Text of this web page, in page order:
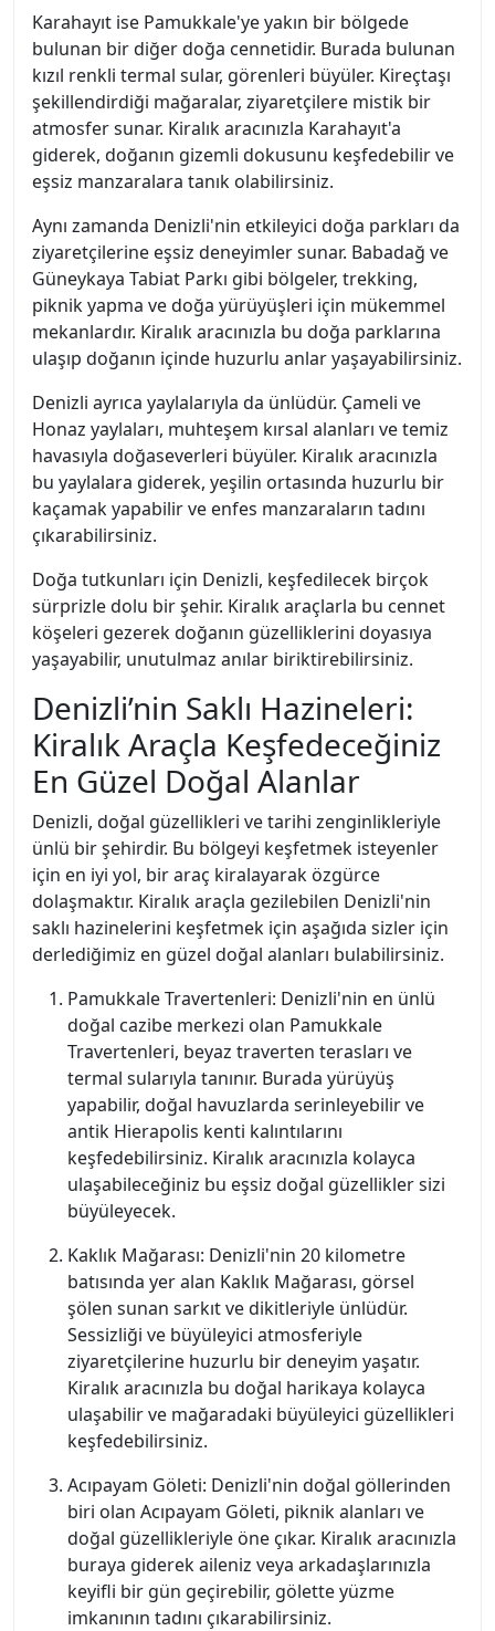
Karahayıt ise Pamukkale'ye yakın bir bölgede
bulunan bir diğer doğa cennetidir. Burada bulunan
kızıl renkli termal sular, görenleri büyüler. Kireçtaşı
şekillendirdiği mağaralar, ziyaretçilere mistik bir
atmosfer sunar. Kiralık aracınızla Karahayıt'a
giderek, doğanın gizemli dokusunu keşfedebilir ve
eşsiz manzaralara tanık olabilirsiniz.
Aynı zamanda Denizli'nin etkileyici doğa parkları da
ziyaretçilerine eşsiz deneyimler sunar. Babadağ ve
Güneykaya Tabiat Parkı gibi bölgeler, trekking,
piknik yapma ve doğa yürüyüşleri için mükemmel
mekanlardır. Kiralık aracınızla bu doğa parklarına
ulaşıp doğanın içinde huzurlu anlar yaşayabilirsiniz.
Denizli ayrıca yaylalarıyla da ünlüdür. Çameli ve
Honaz yaylaları, muhteşem kırsal alanları ve temiz
havasıyla doğaseverleri büyüler. Kiralık aracınızla
bu yaylalara giderek, yeşilin ortasında huzurlu bir
kaçamak yapabilir ve enfes manzaraların tadını
çıkarabilirsiniz.
Doğa tutkunları için Denizli, keşfedilecek birçok
sürprizle dolu bir şehir. Kiralık araçlarla bu cennet
köşeleri gezerek doğanın güzelliklerini doyasıya
yaşayabilir, unutulmaz anılar biriktirebilirsiniz.
Denizli’nin Saklı Hazineleri:
Kiralık Araçla Keşfedeceğiniz
En Güzel Doğal Alanlar
Denizli, doğal güzellikleri ve tarihi zenginlikleriyle
ünlü bir şehirdir. Bu bölgeyi keşfetmek isteyenler
için en iyi yol, bir araç kiralayarak özgürce
dolaşmaktır. Kiralık araçla gezilebilen Denizli'nin
saklı hazinelerini keşfetmek için aşağıda sizler için
derlediğimiz en güzel doğal alanları bulabilirsiniz.
Pamukkale Travertenleri: Denizli'nin en ünlü
doğal cazibe merkezi olan Pamukkale
Travertenleri, beyaz traverten terasları ve
termal sularıyla tanınır. Burada yürüyüş
yapabilir, doğal havuzlarda serinleyebilir ve
antik Hierapolis kenti kalıntılarını
keşfedebilirsiniz. Kiralık aracınızla kolayca
ulaşabileceğiniz bu eşsiz doğal güzellikler sizi
büyüleyecek.
Kaklık Mağarası: Denizli'nin 20 kilometre
batısında yer alan Kaklık Mağarası, görsel
şölen sunan sarkıt ve dikitleriyle ünlüdür.
Sessizliği ve büyüleyici atmosferiyle
ziyaretçilerine huzurlu bir deneyim yaşatır.
Kiralık aracınızla bu doğal harikaya kolayca
ulaşabilir ve mağaradaki büyüleyici güzellikleri
keşfedebilirsiniz.
Acıpayam Göleti: Denizli'nin doğal göllerinden
biri olan Acıpayam Göleti, piknik alanları ve
doğal güzellikleriyle öne çıkar. Kiralık aracınızla
buraya giderek aileniz veya arkadaşlarınızla
keyifli bir gün geçirebilir, gölette yüzme
imkanının tadını çıkarabilirsiniz.